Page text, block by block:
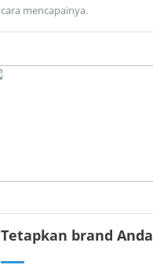
cara mencapainya.
Tetapkan brand Anda